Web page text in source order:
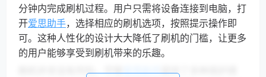
分钟内完成刷机过程。用户只需将设备连接到电脑，打
开爱思助手，选择相应的刷机选项，按照提示操作即
可。这种人性化的设计大大降低了刷机的门槛，让更多
的用户能够享受到刷机带来的乐趣。
刷机并非没有风险。尽管爱思助手提供了多种保护措